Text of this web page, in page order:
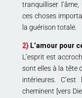
tranquilliser
ces choses
la guérison totale.
2) L’amour pour
L’esprit est
sont elles à la tête
intérieures.
cheminent [vers